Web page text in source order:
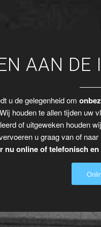
AAN DE
u de gelegenheid om
Wij houden te allen tijden uw
of uitgeweken houden
u graag van of
nu online of telefonisch